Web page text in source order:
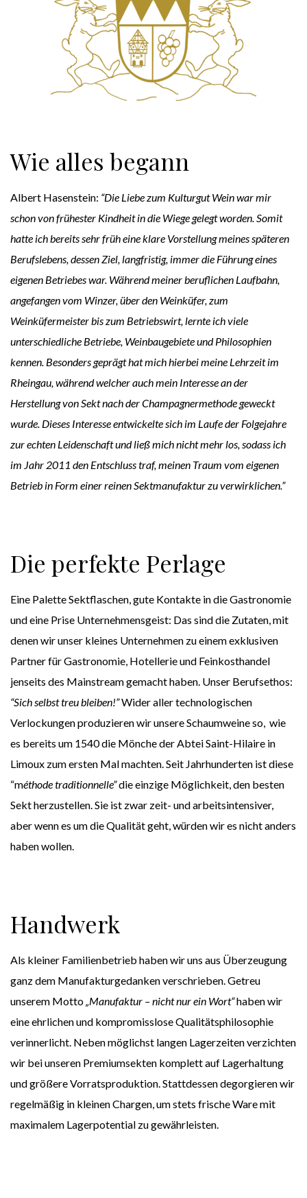
Wie alles begann
Albert Hasenstein: “Die Liebe zum Kulturgut Wein war mir
schon von frühester Kindheit in die Wiege gelegt worden. Somit
hatte ich bereits sehr früh eine klare Vorstellung meines späteren
Berufslebens, dessen Ziel, langfristig, immer die Führung eines
eigenen Betriebes war. Während meiner beruflichen Laufbahn,
angefangen vom Winzer, über den Weinküfer, zum
Weinküfermeister bis zum Betriebswirt, lernte ich viele
unterschiedliche Betriebe, Weinbaugebiete und Philosophien
kennen. Besonders geprägt hat mich hierbei meine Lehrzeit im
Rheingau, während welcher auch mein Interesse an der
Herstellung von Sekt nach der Champagnermethode geweckt
wurde. Dieses Interesse entwickelte sich im Laufe der Folgejahre
zur echten Leidenschaft und ließ mich nicht mehr los, sodass ich
im Jahr 2011 den Entschluss traf, meinen Traum vom eigenen
Betrieb in Form einer reinen Sektmanufaktur zu verwirklichen.”
Die perfekte Perlage
Eine Palette Sektflaschen, gute Kontakte in die Gastronomie
und eine Prise Unternehmensgeist: Das sind die Zutaten, mit
denen wir unser kleines Unternehmen zu einem exklusiven
Partner für Gastronomie, Hotellerie und Feinkosthandel
jenseits des Mainstream gemacht haben. Unser Berufsethos:
“Sich selbst treu bleiben!”Wider aller technologischen
Verlockungen produzieren wir unsere Schaumweine so, wie
es bereits um 1540 die Mönche der Abtei Saint-Hilaire in
Limoux zum ersten Mal machten. Seit Jahrhunderten ist diese
“méthode traditionnelle”die einzige Möglichkeit, den besten
Sekt herzustellen. Sie ist zwar zeit- und arbeitsintensiver,
aber wenn es um die Qualität geht, würden wir es nicht anders
haben wollen.
Handwerk
Als kleiner Familienbetrieb haben wir uns aus Überzeugung
ganz dem Manufakturgedanken verschrieben. Getreu
unserem Motto„Manufaktur – nicht nur ein Wort“haben wir
eine ehrlichen und kompromisslose Qualitätsphilosophie
verinnerlicht. Neben möglichst langen Lagerzeiten verzichten
wir bei unseren Premiumsekten komplett auf Lagerhaltung
und größere Vorratsproduktion. Stattdessen degorgieren wir
regelmäßig in kleinen Chargen, um stets frische Ware mit
maximalem Lagerpotential zu gewährleisten.